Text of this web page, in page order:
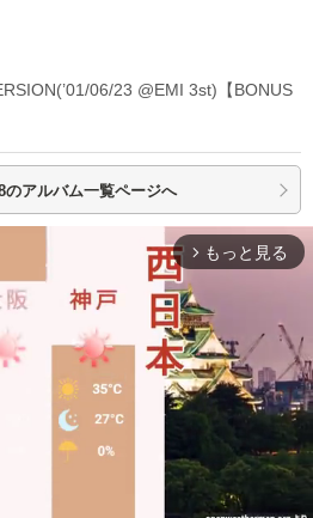
06/23 @EMI 3st)【BONUS
のアルバム一覧ページへ
arrow_forward_ios もっと見る